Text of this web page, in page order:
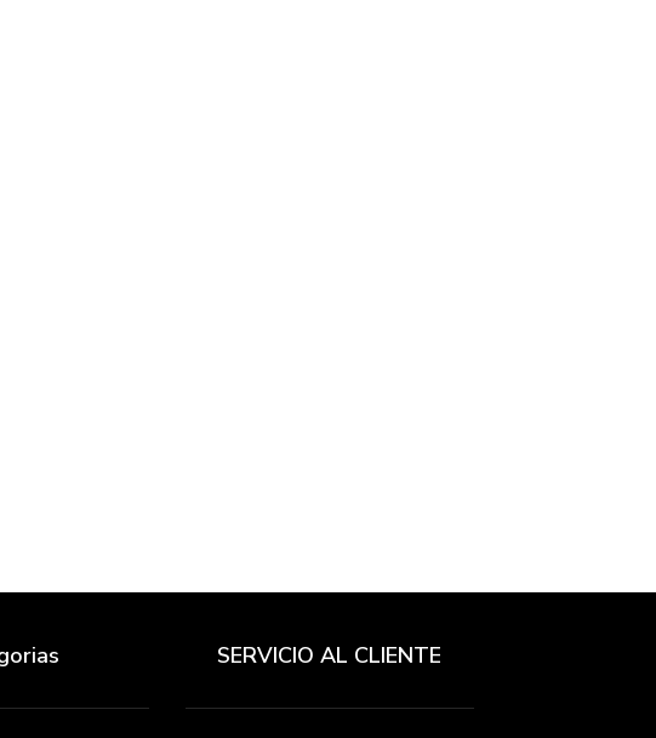
SERVICIO AL CLIENTE